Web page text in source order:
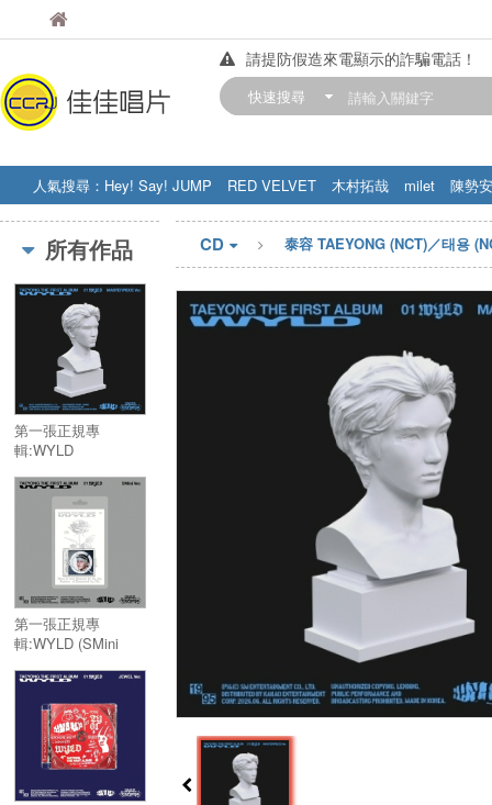
佳佳唱片
請提防假造來電顯示的詐騙電話！
【中華門市營業時間調整公告】
快速搜尋
人氣搜尋： Hey! Say! JUMP RED VELVET 木村拓哉 milet
陳勢安
STRAY KIDS
盧廣仲 周杰伦
所有作品
第一張正規專
輯:WYLD
(限量版)／THE
FIRST
ALBUM:WYLD
(Masterpiece Ver.)
(限量版)
第一張正規專
輯:WYLD (SMini
ALBUM:WYLD
(SMini Ver.)
CD 泰容 TAEYONG (NCT)／태용